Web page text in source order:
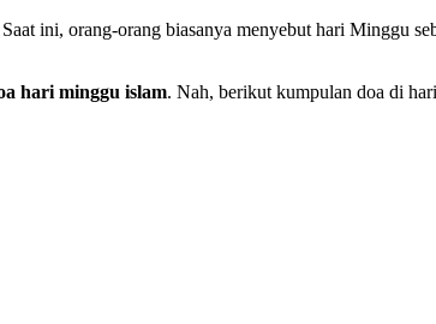
ini, orang-orang biasanya menyebut hari Minggu
hari minggu islam. Nah, berikut kumpulan doa di